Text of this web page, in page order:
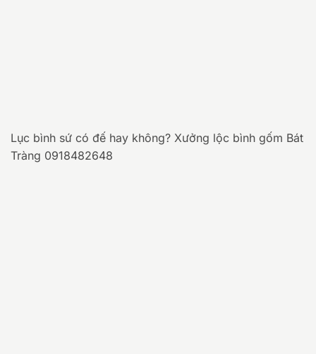
Lục bình sứ có đế hay không? Xưởng lộc bình gốm Bát
Tràng 0918482648